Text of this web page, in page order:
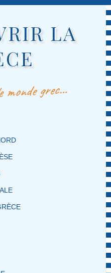
LA
monde grec…